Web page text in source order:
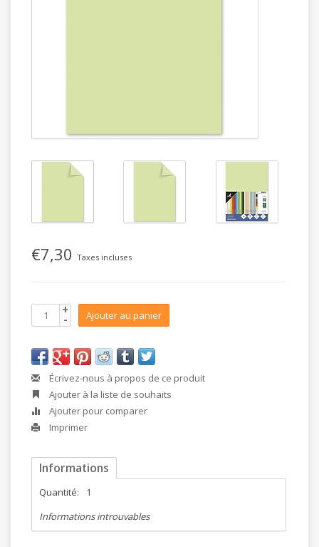
€7,30 Taxes incluses
+
- Ajouter au panier
Écrivez-nous à propos de ce produit
Ajouter à la liste de souhaits
Ajouter pour comparer
Imprimer
Informations
Quantité:
1
Informations introuvables